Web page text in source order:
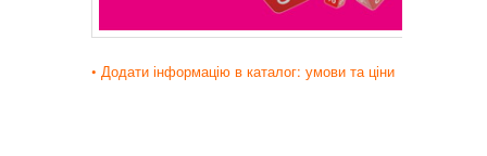
• Додати інформацію в каталог: умови та ціни